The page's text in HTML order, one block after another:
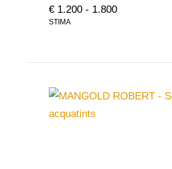
€ 1.200 - 1.800
STIMA